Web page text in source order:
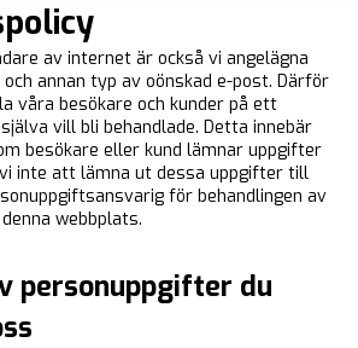
av internet är också vi angelägna
annan typ av oönskad e-post. Därför
våra besökare och kunder på ett
vill bli behandlade. Detta innebär
besökare eller kund lämnar uppgifter
inte att lämna ut dessa uppgifter till
för behandlingen av
webbplats.
personuppgifter du